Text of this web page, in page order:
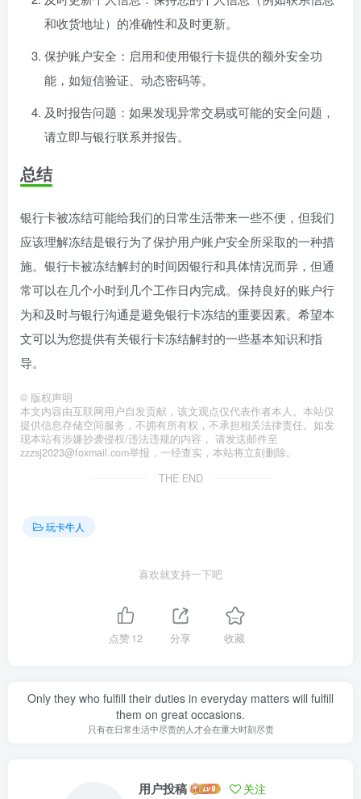
和收货地址）的准确性和及时更新。
保护账户安全：启用和使用银行卡提供的额外安全功
能，如短信验证、动态密码等。
及时报告问题：如果发现异常交易或可能的安全问题，
请立即与银行联系并报告。
总结
银行卡被冻结可能给我们的日常生活带来一些不便，但我们
应该理解冻结是银行为了保护用户账户安全所采取的一种措
施。银行卡被冻结解封的时间因银行和具体情况而异，但通
常可以在几个小时到几个工作日内完成。保持良好的账户行
为和及时与银行沟通是避免银行卡冻结的重要因素。希望本
文可以为您提供有关银行卡冻结解封的一些基本知识和指
导。
© 版权声明
本文内容由互联网用户自发贡献，该文观点仅代表作者本人。本站仅
提供信息存储空间服务，不拥有所有权，不承担相关法律责任。如发
现本站有涉嫌抄袭侵权/违法违规的内容， 请发送邮件至
zzzsj2023@foxmail.com举报，一经查实，本站将立刻删除。
THE END
玩卡牛人
喜欢就支持一下吧
点赞12 分享 收藏
Only they who fulfill their duties in everyday matters will fulfill
them on great occasions.
只有在日常生活中尽责的人才会在重大时刻尽责
用户投稿 关注